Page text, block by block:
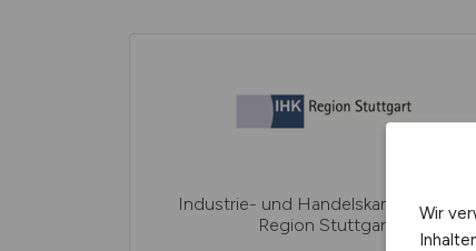
Industrie- und Handelskammer (IHK)
Region Stuttgart
Wir